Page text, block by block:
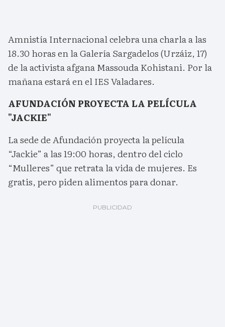
Amnistía Internacional celebra una charla a las
18.30 horas en la Galería Sargadelos (Urzáiz, 17)
de la activista afgana Massouda Kohistani. Por la
mañana estará en el IES Valadares.
AFUNDACIÓN PROYECTA LA PELÍCULA
"JACKIE"
La sede de Afundación proyecta la película
“Jackie” a las 19:00 horas, dentro del ciclo
“Mulleres” que retrata la vida de mujeres. Es
gratis, pero piden alimentos para donar.